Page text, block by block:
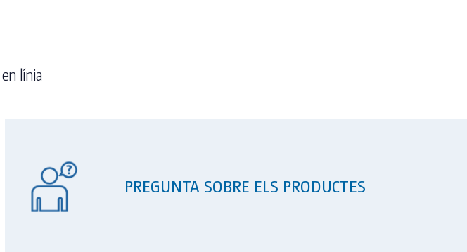
línia
PREGUNTA SOBRE ELS PRODUCTES